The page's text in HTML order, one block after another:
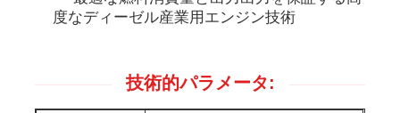
度なディーゼル産業用エンジン技術
技術的パラメータ: